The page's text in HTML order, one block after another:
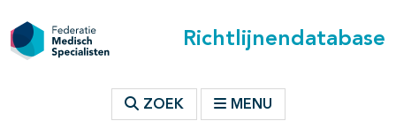
Richtlijnendatabase
ZOEK MENU